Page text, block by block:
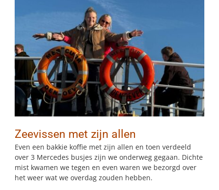
MAAK AFSPRAAK
Zeevissen met zijn allen
Even een bakkie koffie met zijn allen en toen verdeeld
over 3 Mercedes busjes zijn we onderweg gegaan. Dichte
mist kwamen we tegen en even waren we bezorgd over
het weer wat we overdag zouden hebben.